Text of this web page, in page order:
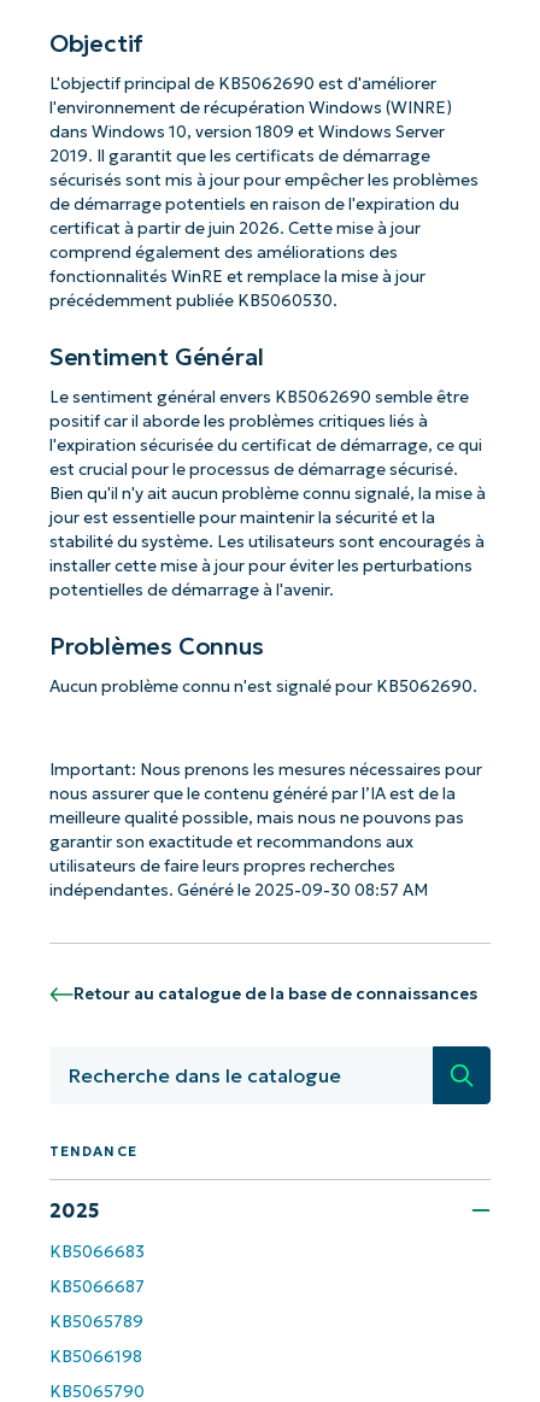
Objectif
L'objectif principal de KB5062690 est d'améliorer
l'environnement de récupération Windows (WINRE)
dans Windows 10, version 1809 et Windows Server
2019. Il garantit que les certificats de démarrage
sécurisés sont mis à jour pour empêcher les problèmes
de démarrage potentiels en raison de l'expiration du
certificat à partir de juin 2026. Cette mise à jour
comprend également des améliorations des
fonctionnalités WinRE et remplace la mise à jour
précédemment publiée KB5060530.
Sentiment Général
Le sentiment général envers KB5062690 semble être
positif car il aborde les problèmes critiques liés à
l'expiration sécurisée du certificat de démarrage, ce qui
est crucial pour le processus de démarrage sécurisé.
Bien qu'il n'y ait aucun problème connu signalé, la mise à
jour est essentielle pour maintenir la sécurité et la
stabilité du système. Les utilisateurs sont encouragés à
installer cette mise à jour pour éviter les perturbations
potentielles de démarrage à l'avenir.
Problèmes Connus
Aucun problème connu n'est signalé pour KB5062690.
Important: Nous prenons les mesures nécessaires pour
nous assurer que le contenu généré par l’IA est de la
meilleure qualité possible, mais nous ne pouvons pas
garantir son exactitude et recommandons aux
utilisateurs de faire leurs propres recherches
indépendantes. Généré le 2025-09-30 08:57 AM
Retour au catalogue de la base de connaissances
TENDANCE
2025
KB5066683
KB5066687
KB5065789
KB5066198
KB5065790
Commencez avec les analyses de KB
and
last
Business
email*